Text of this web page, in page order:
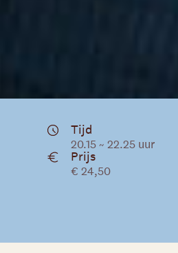
Tijd
20.15 ~ 22.25 uur
Prijs
€ 24,50